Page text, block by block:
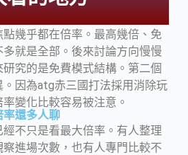
幾乎都在倍率。最高幾倍、免
就是全部。後來討論方向慢慢
究的是免費模式結構。第二個
因為atg赤三國打法採用消除玩
變化比較容易被注意。
率還多人聊
不只是看最大倍率。有人整理
進場次數，也有人專門比較不